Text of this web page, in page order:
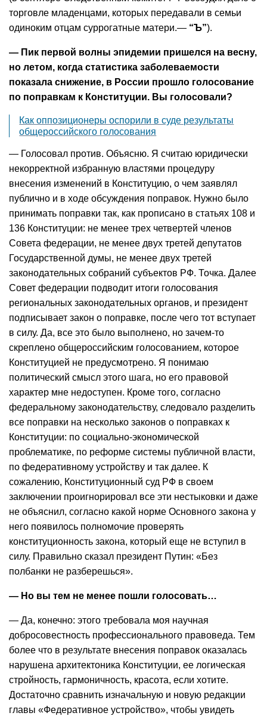
торговле младенцами, которых передавали в семьи
одиноким отцам суррогатные матери.— “Ъ”).
— Пик первой волны эпидемии пришелся на весну,
но летом, когда статистика заболеваемости
показала снижение, в России прошло голосование
по поправкам к Конституции. Вы голосовали?
Как оппозиционеры оспорили в суде результаты
общероссийского голосования
— Голосовал против. Объясню. Я считаю юридически
некорректной избранную властями процедуру
внесения изменений в Конституцию, о чем заявлял
публично и в ходе обсуждения поправок. Нужно было
принимать поправки так, как прописано в статьях 108 и
136 Конституции: не менее трех четвертей членов
Совета федерации, не менее двух третей депутатов
Государственной думы, не менее двух третей
законодательных собраний субъектов РФ. Точка. Далее
Совет федерации подводит итоги голосования
региональных законодательных органов, и президент
подписывает закон о поправке, после чего тот вступает
в силу. Да, все это было выполнено, но зачем-то
скреплено общероссийским голосованием, которое
Конституцией не предусмотрено. Я понимаю
политический смысл этого шага, но его правовой
характер мне недоступен. Кроме того, согласно
федеральному законодательству, следовало разделить
все поправки на несколько законов о поправках к
Конституции: по социально-экономической
проблематике, по реформе системы публичной власти,
по федеративному устройству и так далее. К
сожалению, Конституционный суд РФ в своем
заключении проигнорировал все эти нестыковки и даже
не объяснил, согласно какой норме Основного закона у
него появилось полномочие проверять
конституционность закона, который еще не вступил в
силу. Правильно сказал президент Путин: «Без
полбанки не разберешься».
— Но вы тем не менее пошли голосовать…
— Да, конечно: этого требовала моя научная
добросовестность профессионального правоведа. Тем
более что в результате внесения поправок оказалась
нарушена архитектоника Конституции, ее логическая
стройность, гармоничность, красота, если хотите.
Достаточно сравнить изначальную и новую редакции
главы «Федеративное устройство», чтобы увидеть